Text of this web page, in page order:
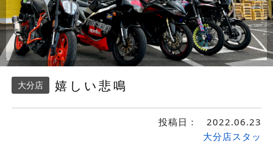
大分店 嬉しい悲鳴
投稿日： 2022.06.23
大分店スタッ